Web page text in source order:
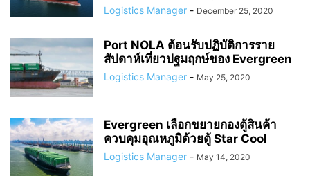
Logistics Manager - December 25, 2020
Port NOLA ต้อนรับปฏิบัติการราย
สัปดาห์เที่ยวปฐมฤกษ์ของ Evergreen
Logistics Manager - May 25, 2020
Evergreen เลือกขยายกองตู้สินค้า
ควบคุมอุณหภูมิด้วยตู้ Star Cool
Logistics Manager - May 14, 2020